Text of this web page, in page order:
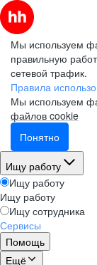
Мы используем
правильную
сетевой трафик.
Правила
Мы используем
файлов cookie
Понятно
Ищу работу
Ищу работу
Ищу работу
Ищу сотрудника
Сервисы
Помощь
Ещё